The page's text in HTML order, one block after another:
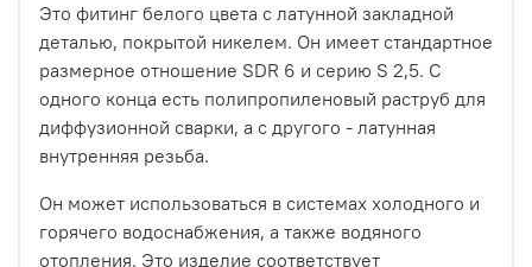
Это фитинг белого цвета с латунной закладной
деталью, покрытой никелем. Он имеет стандартное
размерное отношение SDR 6 и серию S 2,5. С
одного конца есть полипропиленовый раструб для
диффузионной сварки, а с другого - латунная
внутренняя резьба.
Он может использоваться в системах холодного и
горячего водоснабжения, а также водяного
отопления. Это изделие соответствует